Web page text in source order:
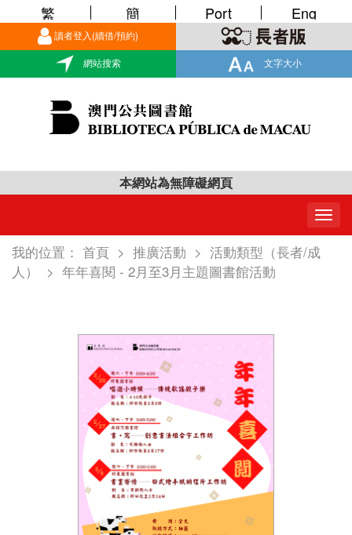
讀者登入(續借/預約)
網站搜索 文字大小
繁 簡 Port Eng
本網站為無障礙網頁
我的位置： 首頁 > 推廣活動 > 活動類型（長者/成
人）
> 年年喜閱 - 2月至3月主題圖書館活動